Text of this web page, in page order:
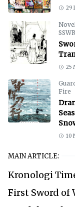
29
25
Fire
10
MAIN ARTICLE:
Kronologi
First Sword of